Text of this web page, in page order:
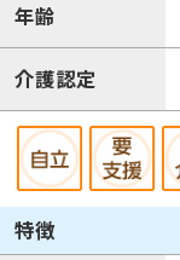
年齢
介護認定
特徴